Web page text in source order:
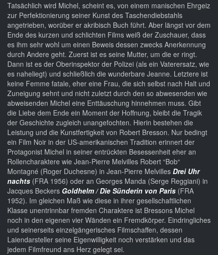
Tatsächlich wird Michel, scheint es, von einem manischen Ehrgeiz
zur Perfektionierung seiner Kunst des Taschendiebstahls
angetrieben, worüber er akribisch Buch führt. Aber längst vor dem
Ende des kurzen und schlichten Films weiß der Zuschauer, dass
es ihm sehr wohl um einen Beweis dessen zwecks Anerkennung
durch Andere geht. Zuerst ist es seine Mutter, um die er ringt.
Dann ist es der Oberinspektor der Polizei (als ein Vaterersatz, wie
es naheliegt) und schließlich die wunderbare Jeanne. Letztere ist
keine Femme fatale, eher eine Frau, die sich selbst nach Halt und
Zuneigung sehnt und nicht zuletzt durch den so abwesenden wie
abweisenden Michel eine Enttäuschung hinnehmen muss. Gibt
die Liebe dem Ende ein Moment der Hoffnung, bleibt die Tragik
der Geschichte zugleich unangefochten. Hierin bestehen die
Leistung und die Kunstfertigkeit von Robert Bresson. Nur bedingt
ein Film Noir in der US-amerikanischen Tradition erinnert der
Protagonist Michel in seiner entrückten Besessenheit eher an
Rollencharaktere wie Jean-Pierre Melvilles Robert “Bob“
Montagné (Roger Duchesne) in Jean-Pierre Melvilles Drei Uhr
nachts (FRA 1956) oder an Georges Manda (Serge Reggiani) in
Jacques Beckers Goldhelm / Die Sünderin von Paris (FRA
1952). Im gleichen Maß wie diese in ihrer gesellschaftlichen
Klasse unentrinnbar fremden Charaktere ist Bressons Michel
noch in den eigenen vier Wänden ein Fremdkörper. Eindringliches
und seinerseits einzelgängerisches Filmschaffen, dessen
Laiendarsteller seine Eigenwilligkeit noch verstärken und das
jedem Filmfreund ans Herz gelegt sei.